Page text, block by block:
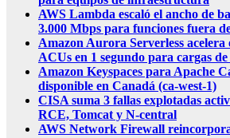
AWS Lambda escaló el ancho de
3.000 Mbps para funciones fuera
Amazon Aurora Serverless acelera
ACUs en 1 segundo para cargas
Amazon Keyspaces para Apache
disponible en Canadá (ca-west-1)
CISA suma 3 fallas explotadas
RCE, Tomcat y N-central
AWS Network Firewall